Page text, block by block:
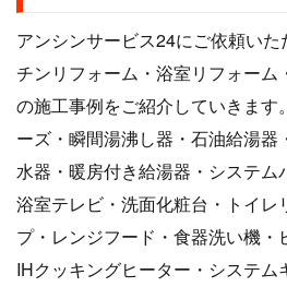
アンシンサービス24にご依頼い
チンリフォーム・浴室リフォーム
の施工事例をご紹介していきます
ーズ・瞬間湯沸し器・石油給湯器
水器・暖房付き給湯器・システム
浴室テレビ・洗面化粧台・トイレ
プ・レンジフード・食器洗い機・
IHクッキングヒーター・システム